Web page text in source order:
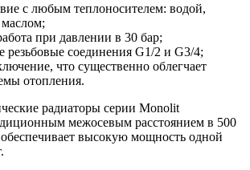
с любым теплоносителем: водой,
при давлении в 30 бар;
резьбовые соединения G1/2 и G3/4;
что существенно облегчает
отопления.
радиаторы серии Monolit
межосевым расстоянием в 500
высокую мощность одной